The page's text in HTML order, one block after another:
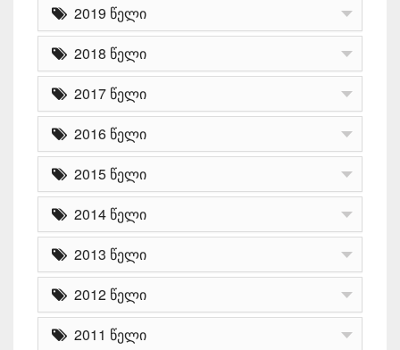
2019 წელი
2018 წელი
2017 წელი
2016 წელი
2015 წელი
2014 წელი
2013 წელი
2012 წელი
2011 წელი